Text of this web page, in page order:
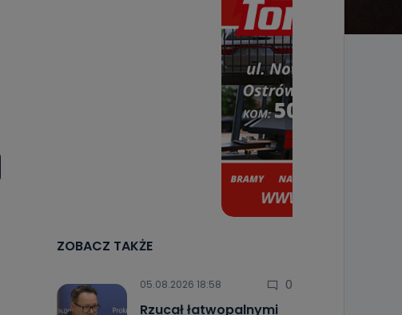
ZOBACZ TAKŻE
05.08.2026 18:58 0
Rzucał łatwopalnymi